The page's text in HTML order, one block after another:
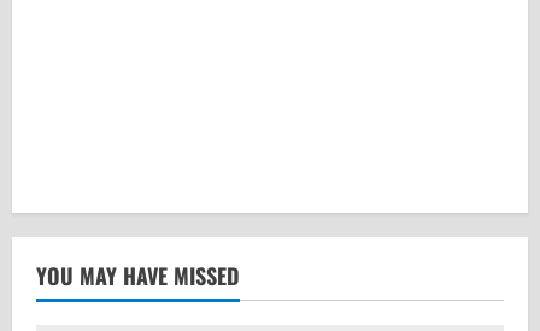
YOU MAY HAVE MISSED